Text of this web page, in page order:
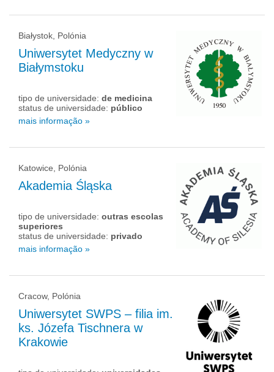
Białystok, Polónia
Uniwersytet Medyczny w
Białymstoku
tipo de universidade: de medicina
status de universidade: público
mais informação »
Katowice, Polónia
Akademia Śląska
tipo de universidade: outras escolas
superiores
status de universidade: privado
mais informação »
Cracow, Polónia
Uniwersytet SWPS – filia im.
ks. Józefa Tischnera w
Krakowie